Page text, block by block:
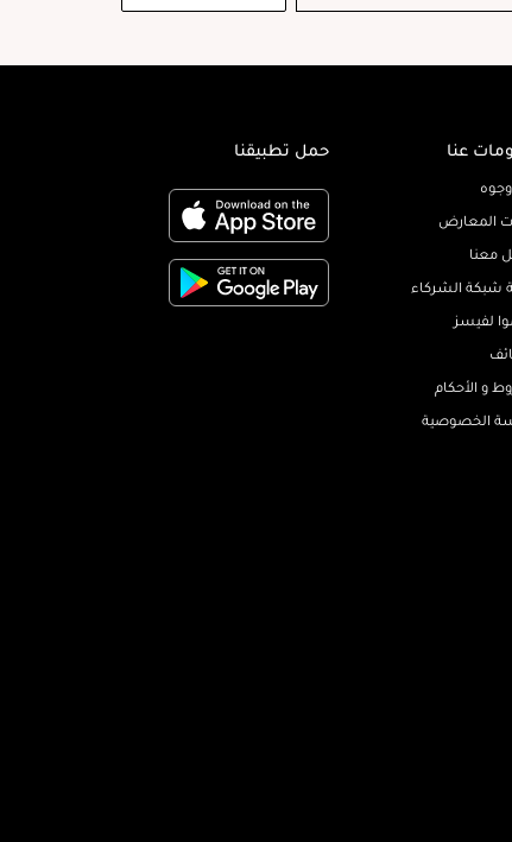
عنا
المعارض
معنا
شبكة الشركاء
لفيسز
و الأحكام
الخصوصية
حمل تطبيقنا